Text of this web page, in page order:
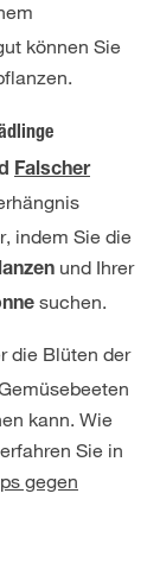
können Sie
Falscher
indem Sie die
und Ihrer
suchen.
die Blüten der
kann. Wie
Sie in
gegen